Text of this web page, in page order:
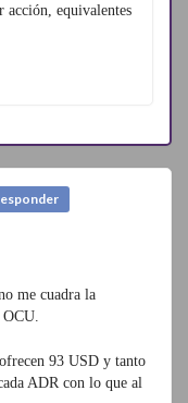
acción, equivalentes
me cuadra la
93 USD y tanto
ADR con lo que al